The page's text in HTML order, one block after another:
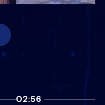
02:56